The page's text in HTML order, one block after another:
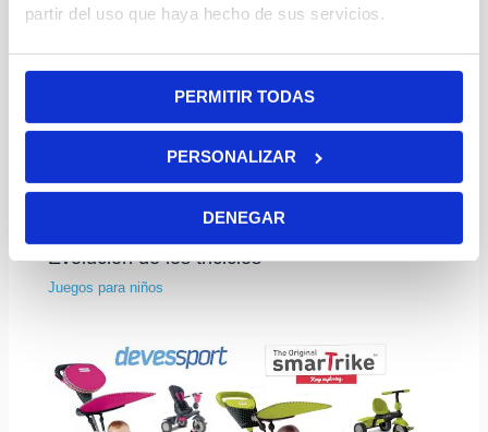
partir del uso que haya hecho de sus servicios.
PERMITIR TODAS
PERSONALIZAR
DENEGAR
Evolución de los triciclos
Juegos para niños